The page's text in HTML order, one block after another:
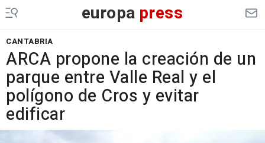
europa press
CANTABRIA
ARCA propone la creación de un
parque entre Valle Real y el
polígono de Cros y evitar
edificar